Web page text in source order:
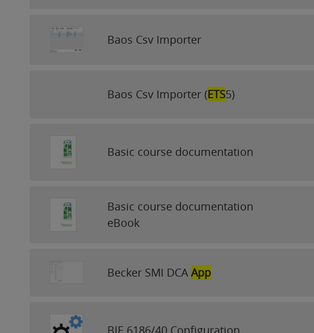
Baos Csv Importer
Baos Csv Importer (ETS5)
Basic course documentation
Basic course documentation
eBook
Becker SMI DCAApp
BJE 6186/40 Configuration